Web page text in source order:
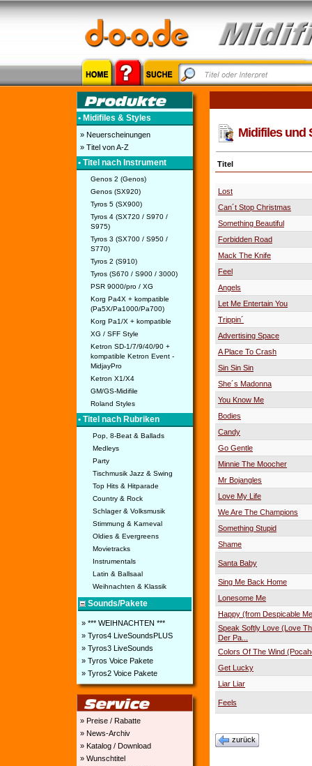
• Midifiles & Styles
» Neuerscheinungen
» Titel von A-Z
• Titel nach Instrument
Genos 2 (Genos)
Genos (SX920)
Tyros 5 (SX900)
Tyros 4 (SX720 / S970 /
S975)
Tyros 3 (SX700 / S950 /
S770)
Tyros 2 (S910)
Tyros (S670 / S900 / 3000)
PSR 9000/pro / XG
Korg Pa4X + kompatible
(Pa5X/Pa1000/Pa700)
Korg Pa1/X + kompatible
XG / SFF Style
Ketron SD-1/7/9/40/90 +
kompatible Ketron Event -
MidjayPro
Ketron X1/X4
GM/GS-Midifile
Roland Styles
• Titel nach Rubriken
Pop, 8-Beat & Ballads
Medleys
Party
Tischmusik Jazz & Swing
Top Hits & Hitparade
Country & Rock
Schlager & Volksmusik
Stimmung & Karneval
Oldies & Evergreens
Movietracks
Instrumentals
Latin & Ballsaal
Weihnachten & Klassik
Sounds/Pakete
» *** WEIHNACHTEN ***
» Tyros4 LiveSoundsPLUS
» Tyros3 LiveSounds
» Tyros Voice Pakete
» Tyros2 Voice Pakete
» Preise / Rabatte
» News-Archiv
» Katalog / Download
» Wunschtitel
Midifiles und
Titel
Lost
Can´t Stop Christmas
Something Beautiful
Forbidden Road
Mack The Knife
Feel
Angels
Let Me Entertain You
Trippin´
Advertising Space
A Place To Crash
Sin Sin Sin
She´s Madonna
You Know Me
Bodies
Candy
Go Gentle
Minnie The Moocher
Mr Bojangles
Love My Life
We Are The Champions
Something Stupid
Shame
Santa Baby
Sing Me Back Home
Lonesome Me
Happy (from Despicable
Speak Softly Love (Love
Der Pa...
Colors Of The Wind
Get Lucky
Liar Liar
Feels
zurück